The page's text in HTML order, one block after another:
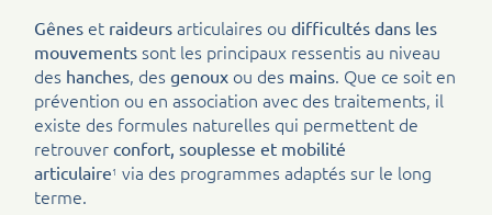
Gênes et raideurs articulaires ou difficultés dans les
mouvements sont les principaux ressentis au niveau
des hanches, des genoux ou des mains. Que ce soit en
prévention ou en association avec des traitements, il
existe des formules naturelles qui permettent de
retrouver confort, souplesse et mobilité
articulaire1 via des programmes adaptés sur le long
terme.